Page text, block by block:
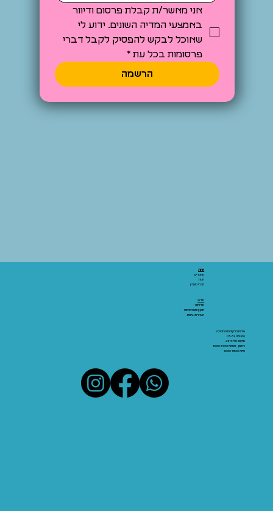
אני מאשר/ת קבלת פרסום ודיוור
באמצעי המדיה השונים. ידוע לי
שאוכל לבקש להפסיק לקבל דברי
פרסומות בכל עת *
הרשמה
שירות הלקוחות והתמיכה
03-6206066
מיקום: אלנבי 43
ראשון - חמישי 10:00-19:00
שישי 10:00-15:00
אתר:
מאמרים
חנות
חברי מועדון
מידע:
אודותינו
תקנון ותנאי שימוש
הצהרת נגישות